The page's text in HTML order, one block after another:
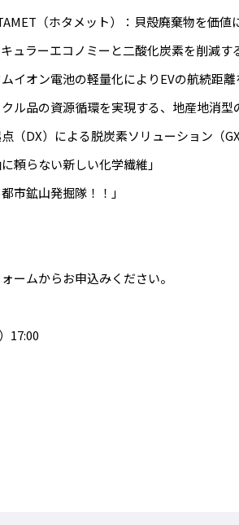
（ホタメット）：貝殻廃棄物を価値
ラーエコノミーと二酸化炭素を削減す
オン電池の軽量化によりEVの航続距離
品の資源循環を実現する、地産地消型
DX）による脱炭素ソリューション（GX
頼らない新しい化学繊維」
市鉱山発掘隊！！」
ームからお申込みください。
17:00